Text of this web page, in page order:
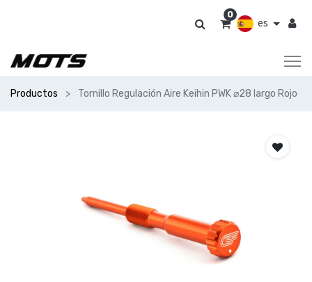
es
0
Productos Tornillo Regulación Aire Keihin PWK ⌀28 largo Rojo